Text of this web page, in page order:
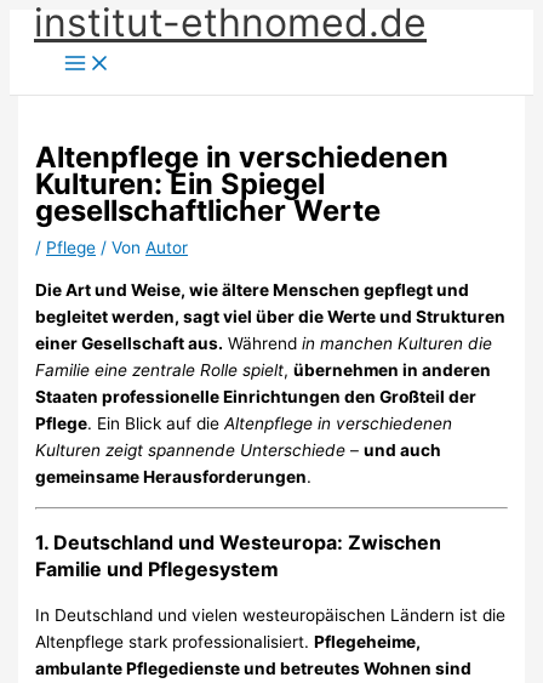
Zum
Inhalt
springen
institut-ethnomed.de
Altenpflege in verschiedenen
Kulturen: Ein Spiegel
gesellschaftlicher Werte
/ Pflege / VonAutor
Die Art und Weise, wie ältere Menschen gepflegt und
begleitet werden, sagt viel über die Werte und Strukturen
einer Gesellschaft aus. Währendin manchen Kulturen die
Familie eine zentrale Rolle spielt,übernehmen in anderen
Staaten professionelle Einrichtungen den Großteil der
Pflege. Ein Blick auf dieAltenpflege in verschiedenen
Kulturen zeigt spannende Unterschiede –und auch
gemeinsame Herausforderungen.
1. Deutschland und Westeuropa: Zwischen
Familie und Pflegesystem
In Deutschland und vielen westeuropäischen Ländern ist die
Altenpflege stark professionalisiert.Pflegeheime,
ambulante Pflegedienste und betreutes Wohnen sind